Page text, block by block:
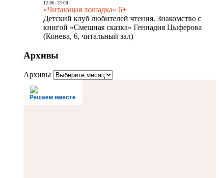
12:00- 13:00
«Читающая лошадка» 6+
Детский клуб любителей чтения. Знакомство с
книгой «Смешная сказка» Геннадия Цыферова
(Конева, 6, читальный зал)
Архивы
Архивы
Решаем вместе